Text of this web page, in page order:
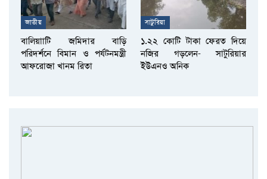
জাতীয়
বালিয়াাটি জমিদার বাড়ি
পরিদর্শনে বিমান ও পর্যটনমন্ত্রী
আফরোজা খানম রিতা
সাটুরিয়া
১.২২ কোটি টাকা ফেরত দিয়ে
নজির গড়লেন- সাটুরিয়ার
ইউএনও অনিক